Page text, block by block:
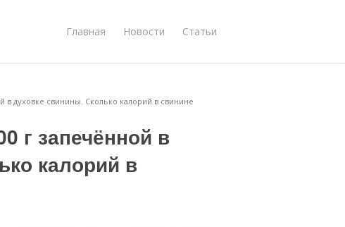
Главная Новости Статьи
в духовке свинины. Сколько калорий в свинине
г запечённой в
калорий в